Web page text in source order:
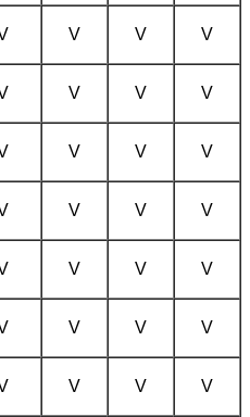
V V V
V V V
V V V
V V V
V V V
V V V
V V V